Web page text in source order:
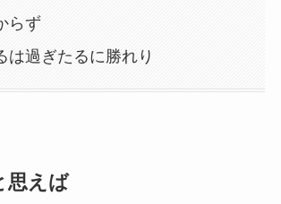
らず
は過ぎたるに勝れり
思えば